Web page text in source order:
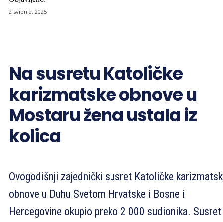
2 svibnja, 2025
Na susretu Katoličke
karizmatske obnove u
Mostaru žena ustala iz
kolica
Ovogodišnji zajednički susret Katoličke
obnove u Duhu Svetom Hrvatske i Bosne i
Hercegovine okupio preko 2 000 sudionika. Susret